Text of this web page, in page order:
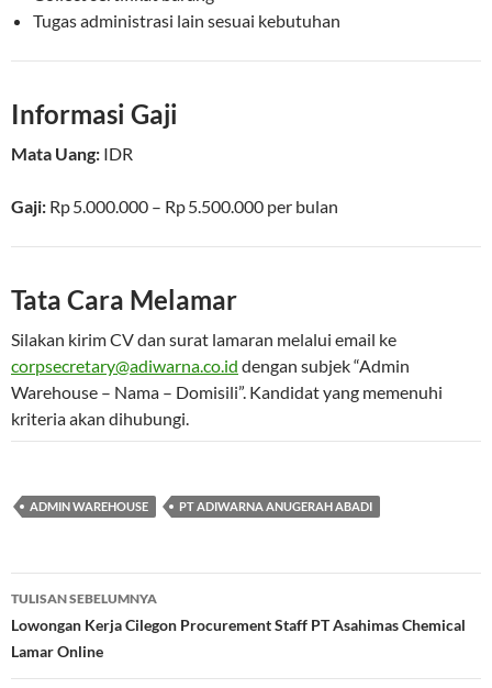
Tugas administrasi lain sesuai kebutuhan
Informasi Gaji
Mata Uang: IDR
Gaji: Rp 5.000.000 – Rp 5.500.000 per bulan
Tata Cara Melamar
Silakan kirim CV dan surat lamaran melalui email ke
corpsecretary@adiwarna.co.id dengan subjek “Admin
Warehouse – Nama – Domisili”. Kandidat yang memenuhi
kriteria akan dihubungi.
ADMIN WAREHOUSE PT ADIWARNA ANUGERAH ABADI
Navigasi
Tulisan
TULISAN SEBELUMNYA
Lowongan Kerja Cilegon Procurement Staff PT Asahimas Chemical
Lamar Online